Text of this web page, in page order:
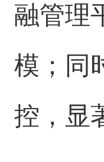
融管理
模；同
控，显